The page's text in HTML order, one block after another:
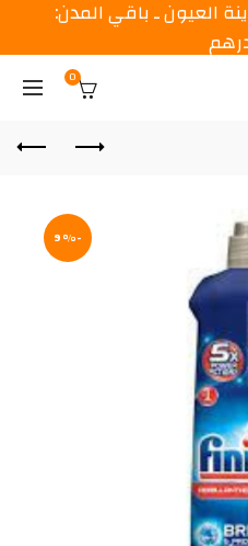
0
-9%
العيون ـ باقي المدن: